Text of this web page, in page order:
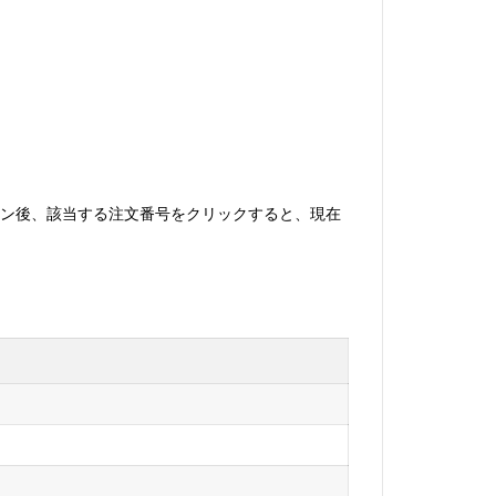
後、該当する注文番号をクリックすると、現在